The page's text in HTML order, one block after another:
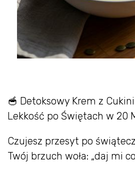
🥣 Detoksowy Krem z
Lekkość po Świętach w 20
Czujesz przesyt po
Twój brzuch woła: „daj mi